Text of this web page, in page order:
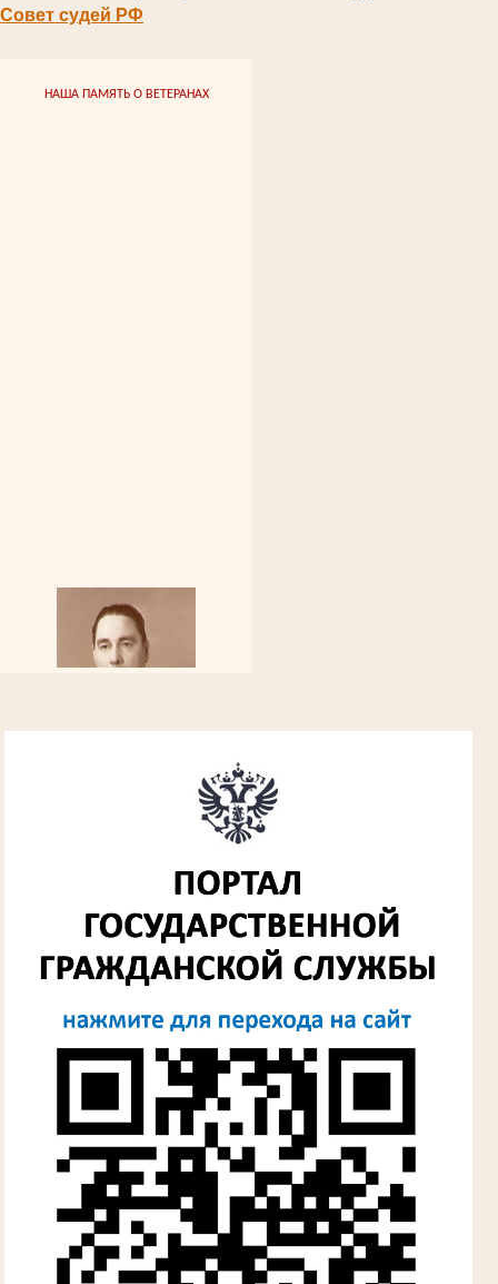
Совет судей РФ
НАША ПАМЯТЬ О ВЕТЕРАНАХ
Алферьев Сергей Григорьевич
Участник Великой Отечественной войны
Председатель Губкинского городского
Лыкова Анна Захаровна
Участник Великой Отечественной войны
Судья Губкинского городского народного
суда
в период с 1960 по 1980 гг.